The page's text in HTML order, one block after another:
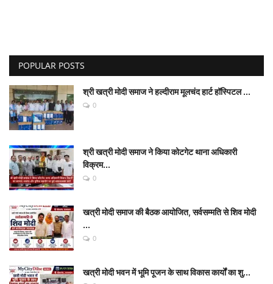
POPULAR POSTS
श्री खत्री मोदी समाज ने हल्दीराम मूलचंद हार्ट हॉस्पिटल ...
0
श्री खत्री मोदी समाज ने किया कोटगेट थाना अधिकारी
विक्रम...
0
खत्री मोदी समाज की बैठक आयोजित, सर्वसम्मति से शिव मोदी
...
0
खत्री मोदी भवन में भूमि पूजन के साथ विकास कार्यों का शु...